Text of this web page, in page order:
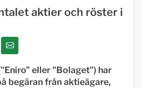
aktier och röster i
eller "Bolaget") har
begäran från aktieägare,